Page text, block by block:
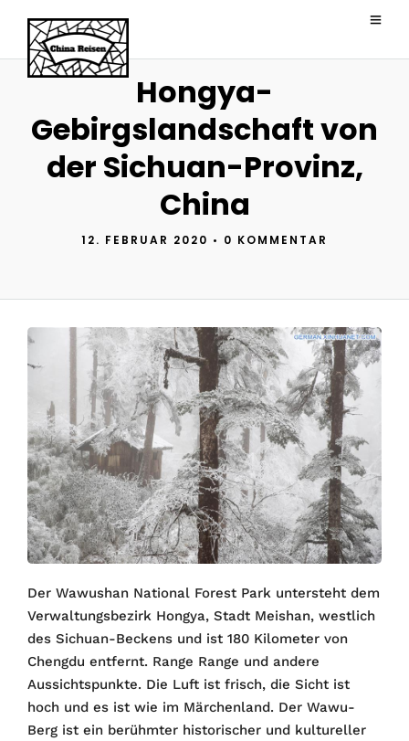
Hongya-
Gebirgslandschaft von
der Sichuan-Provinz,
China
12. FEBRUAR 2020 • 0 KOMMENTAR
Der Wawushan National Forest Park untersteht dem
Verwaltungsbezirk Hongya, Stadt Meishan, westlich
des Sichuan-Beckens und ist 180 Kilometer von
Chengdu entfernt. Range Range und andere
Aussichtspunkte. Die Luft ist frisch, die Sicht ist
hoch und es ist wie im Märchenland. Der Wawu-
Berg ist ein berühmter historischer und kultureller